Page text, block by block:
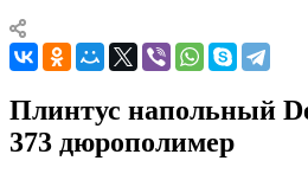
Плинтус напольный
373 дюрополимер